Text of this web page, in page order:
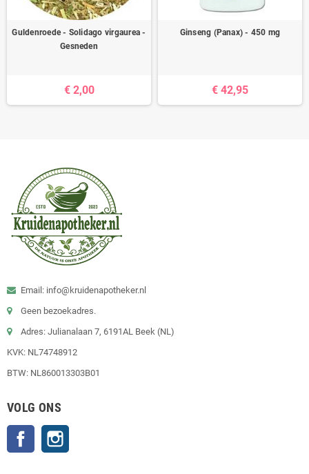
Guldenroede - Solidago virgaurea -
Gesneden
€ 2,00
Ginseng (Panax) - 450 mg
€ 42,95
Email: info@kruidenapotheker.nl
Geen bezoekadres.
Adres: Julianalaan 7, 6191AL Beek (NL)
KVK: NL74748912
BTW: NL860013303B01
VOLG ONS
Facebook